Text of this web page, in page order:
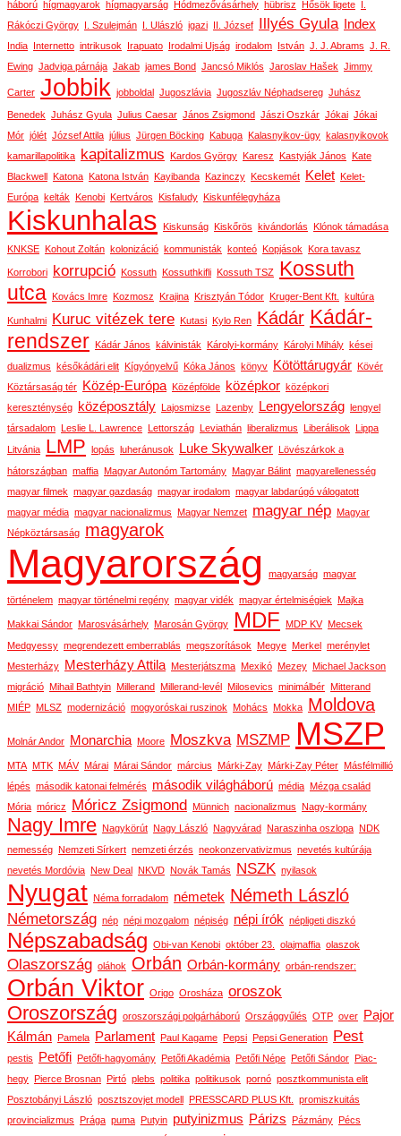
háború hígmagyarok hígmagyarság Hódmezővásárhely hübrisz Hősök ligete
Rákóczi György
I. Szulejmán I. Ulászló igazi II. József Illyés Gyula Index
India Internetto intrikusok Irapuato Irodalmi Ujság irodalom István J. J. Abrams J. R.
Ewing Jadviga párnája Jakab james Bond Jancsó Miklós Jaroslav Hašek Jimmy
Carter Jobbik jobboldal Jugoszlávia Jugoszláv Néphadsereg Juhász
Benedek Juhász Gyula Julius Caesar János Zsigmond Jászi Oszkár Jókai Jókai
Mór jólét József Attila július Jürgen Böcking Kabuga Kalasnyikov-ügy kalasnyikovok
kamarillapolitika kapitalizmus Kardos György Karesz Kastyják János
Kate
Blackwell
Katona Katona István Kayibanda Kazinczy Kecskemét Kelet
Kelet-
Európa kelták Kenobi Kertváros Kisfaludy Kiskunfélegyháza
Kiskunhalas Kiskunság Kiskőrös kivándorlás Klónok támadása
KNKSE Kohout Zoltán kolonizáció kommunisták konteó Kopjások Kora tavasz
Korrobori korrupció Kossuth Kossuthkifli Kossuth TSZ Kossuth
utca
Kovács Imre Kozmosz Krajina Krisztyán Tódor Kruger-Bent Kft. kultúra
Kunhalmi Kuruc vitézek tere Kutasi Kylo Ren Kádár Kádár-
rendszer
Kádár János kálvinisták Károlyi-kormány Károlyi Mihály kései
dualizmus
későkádári elit Kígyónyelvű Kóka János könyv Kötöttárugyár
Kövér
Köztársaság tér
Közép-Európa Középfölde középkor középkori
kereszténység
középosztály Lajosmizse Lazenby Lengyelország
lengyel
társadalom
Leslie L. Lawrence Lettország Leviathán liberalizmus Liberálisok
Lippa
Litvánia LMP lopás luheránusok Luke Skywalker
Lövészárkok a
hátországban maffia Magyar Autonóm Tartomány Magyar Bálint magyarellenesség
magyar filmek magyar gazdaság magyar irodalom magyar labdarúgó válogatott
magyar média magyar nacionalizmus Magyar Nemzet magyar nép Magyar
Népköztársaság magyarok
Magyarország magyarság magyar
történelem magyar történelmi regény magyar vidék magyar értelmiségiek Majka
Makkai Sándor Marosvásárhely Marosán György MDF MDP KV Mecsek
Medgyessy megrendezett emberrablás megszorítások Megye Merkel
merénylet
Mesterházy
Mesterházy Attila Mesterjátszma Mexikó Mezey Michael Jackson
migráció Mihail Bathtyin Millerand Millerand-levél Milosevics minimálbér Mitterand
MIÉP MLSZ modernizáció mogyoróskai ruszinok Mohács Mokka Moldova
Molnár Andor Monarchia Moore Moszkva MSZMP MSZP
MTA MTK MÁV Márai Márai Sándor március Márki-Zay Márki-Zay Péter Másfélmillió
lépés második katonai felmérés második világháború média Mézga család
Mória móricz Móricz Zsigmond Münnich nacionalizmus Nagy-kormány
Nagy Imre Nagykörút Nagy László Nagyvárad Naraszinha oszlopa NDK
nemesség Nemzeti Sírkert nemzeti érzés neokonzervativizmus nevetés kultúrája
nevetés Mordóvia New Deal NKVD Novák Tamás NSZK nyilasok
Nyugat Néma forradalom németek Németh László
Németország nép népi mozgalom népiség népi írók népligeti diszkó
Népszabadság Obi-van Kenobi október 23. olajmaffia olaszok
Olaszország oláhok Orbán Orbán-kormány orbán-rendszer:
Orbán Viktor Origo Orosháza oroszok
Oroszország oroszországi polgárháború Országgyűlés OTP over
Pajor
Kálmán
Pamela Parlament Paul Kagame Pepsi Pepsi Generation Pest
pestis Petőfi Petőfi-hagyomány Petőfi Akadémia Petőfi Népe Petőfi Sándor
Piac-
hegy
Pierce Brosnan Pirtó plebs politika politikusok pornó posztkommunista elit
Posztobányi László posztszovjet modell PRESSCARD PLUS Kft.
promiszkuitás
provincializmus
Prága puma Putyin putyinizmus Párizs Pázmány
Pécs